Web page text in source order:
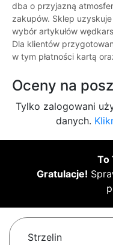
dba o przyjazną
zakupów. Sklep
wybór artykułów
Dla klientów
w tym płatności kartą
Oceny na
Tylko zalogowani
danych.
To
Gratulacje!
Strzelin